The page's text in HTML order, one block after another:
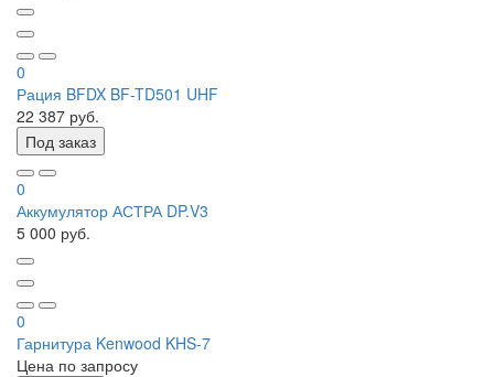
0
Рация BFDX BF-TD501 UHF
22 387 руб.
Под заказ
0
Аккумулятор АСТРА DP.V3
5 000 руб.
0
Гарнитура Kenwood KHS-7
Цена по запросу